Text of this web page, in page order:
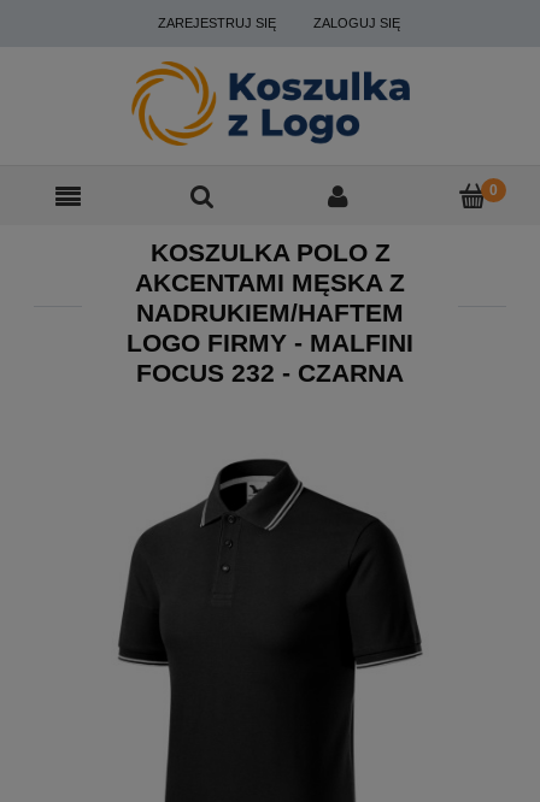
ZAREJESTRUJ SIĘ ZALOGUJ SIĘ
KOSZULKA POLO Z
AKCENTAMI MĘSKA Z
NADRUKIEM/HAFTEM
LOGO FIRMY - MALFINI
FOCUS 232 - CZARNA